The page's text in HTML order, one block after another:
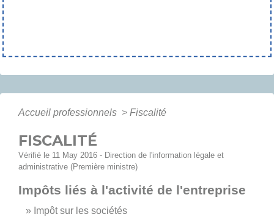
Accueil professionnels > Fiscalité
FISCALITÉ
Vérifié le 11 May 2016 - Direction de l'information légale et
administrative (Première ministre)
Impôts liés à l'activité de l'entreprise
Impôt sur les sociétés